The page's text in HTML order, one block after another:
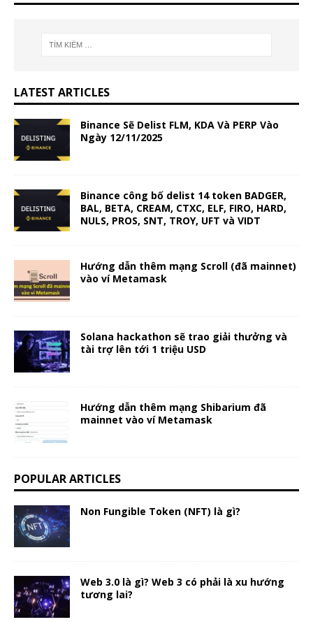
LATEST ARTICLES
Binance Sẽ Delist FLM, KDA Và PERP Vào
Ngày 12/11/2025
Binance công bố delist 14 token BADGER,
BAL, BETA, CREAM, CTXC, ELF, FIRO, HARD,
NULS, PROS, SNT, TROY, UFT và VIDT
Hướng dẫn thêm mạng Scroll (đã mainnet)
vào ví Metamask
Solana hackathon sẽ trao giải thưởng và
tài trợ lên tới 1 triệu USD
Hướng dẫn thêm mạng Shibarium đã
mainnet vào ví Metamask
POPULAR ARTICLES
Non Fungible Token (NFT) là gì?
Web 3.0 là gì? Web 3 có phải là xu hướng
tương lai?